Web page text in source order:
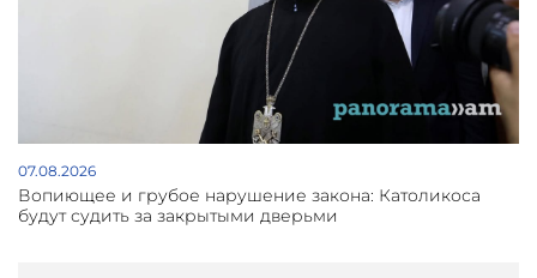
07.08.2026
Вопиющее и грубое нарушение закона: Католикоса
будут судить за закрытыми дверьми